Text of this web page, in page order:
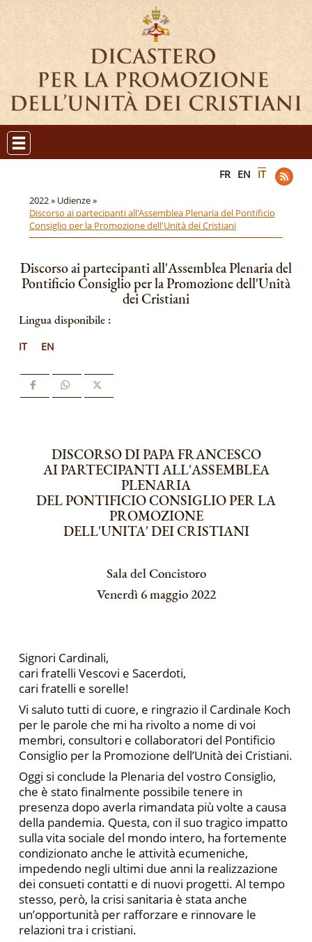
FR EN IT
2022 » Udienze »
Discorso ai partecipanti all'Assemblea Plenaria del Pontificio
Consiglio per la Promozione dell'Unità dei Cristiani
Discorso ai partecipanti all'Assemblea Plenaria del
Pontificio Consiglio per la Promozione dell'Unità
dei Cristiani
Lingua disponibile :
IT EN
DISCORSO DI PAPA FRANCESCO
AI PARTECIPANTI ALL'ASSEMBLEA
PLENARIA
DEL PONTIFICIO CONSIGLIO PER LA
PROMOZIONE
DELL'UNITA' DEI CRISTIANI
Sala del Concistoro
Venerdì 6 maggio 2022
Signori Cardinali,
cari fratelli Vescovi e Sacerdoti,
cari fratelli e sorelle!
Vi saluto tutti di cuore, e ringrazio il Cardinale Koch
per le parole che mi ha rivolto a nome di voi
membri, consultori e collaboratori del Pontificio
Consiglio per la Promozione dell’Unità dei Cristiani.
Oggi si conclude la Plenaria del vostro Consiglio,
che è stato finalmente possibile tenere in
presenza dopo averla rimandata più volte a causa
della pandemia. Questa, con il suo tragico impatto
sulla vita sociale del mondo intero, ha fortemente
condizionato anche le attività ecumeniche,
impedendo negli ultimi due anni la realizzazione
dei consueti contatti e di nuovi progetti. Al tempo
stesso, però, la crisi sanitaria è stata anche
un’opportunità per rafforzare e rinnovare le
relazioni tra i cristiani.